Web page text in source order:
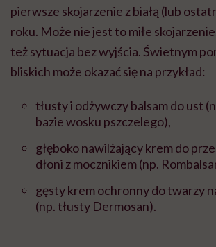
pierwsze skojarzenie z białą (lub
roku. Może nie jest to miłe
też sytuacja bez wyjścia. Świetnym
bliskich może okazać się na przykład:
tłusty i odżywczy balsam do ust
bazie wosku pszczelego),
głęboko nawilżający krem do
dłoni z mocznikiem (np.
gęsty krem ochronny do twarzy
(np. tłusty Dermosan).